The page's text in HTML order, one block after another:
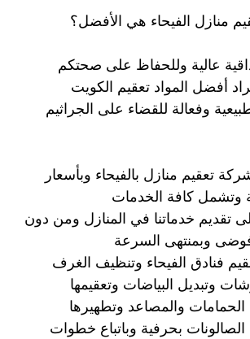
منازل الفيحاء هي الأفضل؟
عالية وللحفاظ على صحتكم
أفضل المواد تعقيم الكويت
وفعالة للقضاء على الجراثيم
تعقيم منازل بالفيحاء وبأسعار
وتشمل كافة الخدمات
تقديم خدماتنا في المنازل ومن دون
وبمنتهى السرعة
فنادق الفيحاء وتنظيف الغرف
وتبديل البياضات وتعقيمها
والمصاعد وتطهيرها
بحرفية وباتباع خطوات